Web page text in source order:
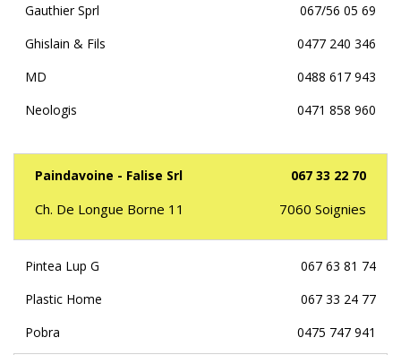
Gauthier Sprl
067/56 05 69
Ghislain & Fils
0477 240 346
MD
0488 617 943
Neologis
0471 858 960
Paindavoine - Falise Srl 067 33 22 70
Ch. De Longue Borne 11 7060 Soignies
Pintea Lup G
067 63 81 74
Plastic Home
067 33 24 77
Pobra
0475 747 941